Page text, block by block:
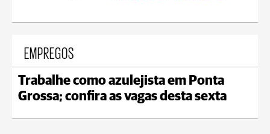
EMPREGOS
Trabalhe como azulejista em Ponta
Grossa; confira as vagas desta sexta